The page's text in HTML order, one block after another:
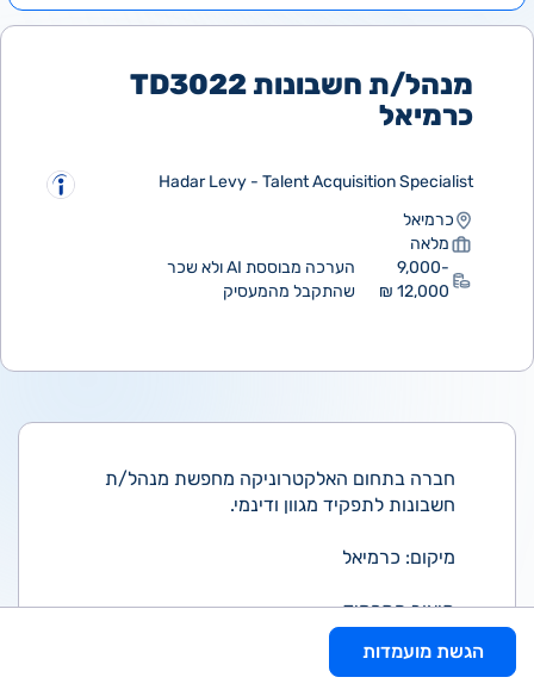
מנהל/ת חשבונות TD3022
כרמיאל
Hadar Levy - Talent Acquisition Specialist
כרמיאל
מלאה
9,000-
12,000 ₪
הערכה מבוססת AI ולא שכר
שהתקבל מהמעסיק
חברה בתחום האלקטרוניקה מחפשת מנהל/ת
חשבונות לתפקיד מגוון ודינמי.
מיקום: כרמיאל
תיאור התפקיד:
* קבלת חשבוניות ודיווחן
הגשת מועמדות